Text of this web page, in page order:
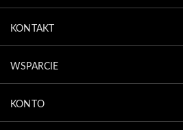
KONTAKT
WSPARCIE
KONTO